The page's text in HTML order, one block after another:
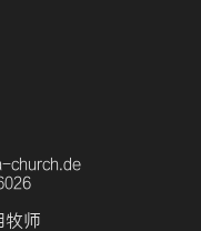
church.de
牧师